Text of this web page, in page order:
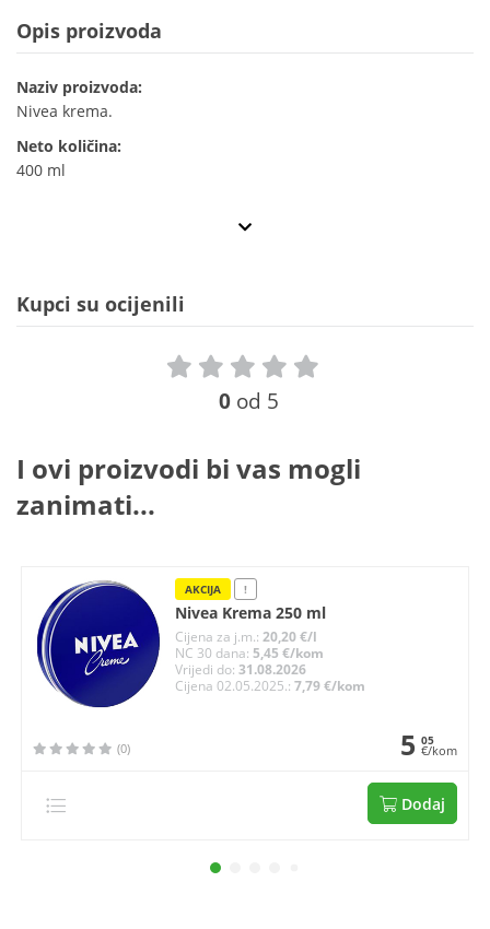
Opis proizvoda
Naziv proizvoda:
Nivea krema.
Neto količina:
400 ml
Kupci su ocijenili
0 od 5
I ovi proizvodi bi vas mogli
zanimati...
AKCIJA !
Nivea Krema 250 ml
Cijena za j.m.:20,20 €/l
NC 30 dana:5,45 €/kom
Vrijedi do:31.08.2026
Cijena 02.05.2025.:7,79 €/kom
(0) 5 05
€/kom
Dodaj